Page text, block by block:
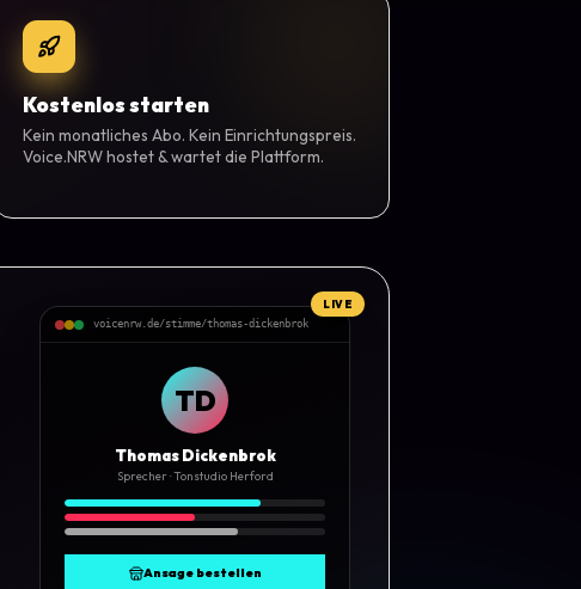
Kostenlos starten
Kein monatliches Abo. Kein Einrichtungspreis.
Voice.NRW hostet & wartet die Plattform.
voicenrw.de/stimme/thomas-dickenbrok
TD
Thomas Dickenbrok
Sprecher · Tonstudio Herford
Ansage bestellen
LIVE